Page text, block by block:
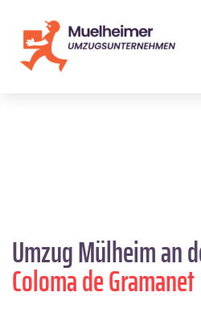
Umzug Mülheim an
Coloma de Gramanet